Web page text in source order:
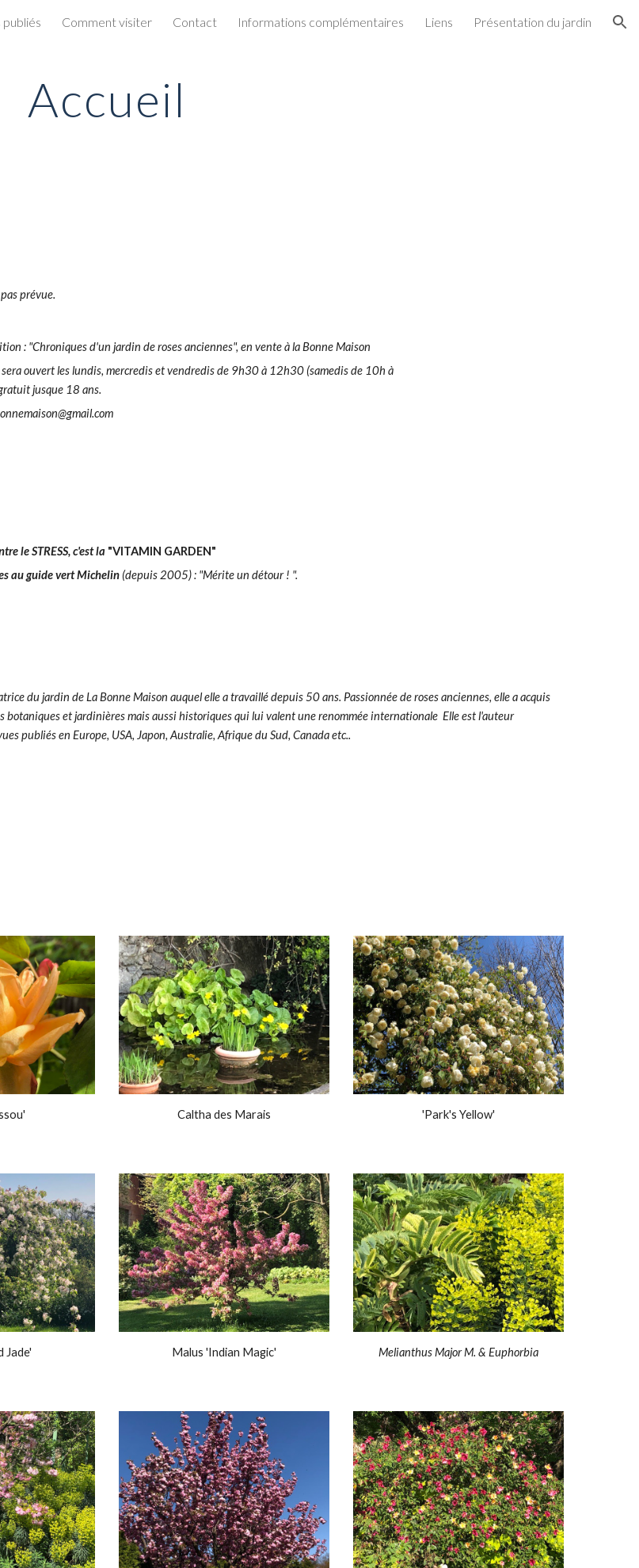
Skip to navigation
Comment visiter Contact Informations complémentaires Liens Présentation du jardin
Accueil
prévue.
: "Chroniques d'un jardin de roses anciennes", en vente à la Bonne Maison
ouvert les lundis, mercredis et vendredis de 9h30 à 12h30 (samedis de 10h à
jusque 18 ans.
le STRESS, c'est la "VITAMIN GARDEN"
au guide vert Michelin(depuis 2005) : "Mérite un détour ! ".
du jardin de La Bonne Maison auquel elle a travaillé depuis 50 ans. Passionnée de roses anciennes, elle a acquis
botaniques et jardinières mais aussi historiques qui lui valent une renommée internationale Elle est l'auteur
publiés en Europe, USA, Japon, Australie, Afrique du Sud, Canada etc..
Caltha des Marais 'Park's Yellow'
Jade' Malus 'Indian Magic' Melianthus Major M. & Euphorbia